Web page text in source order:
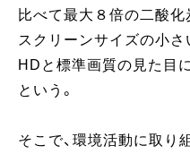
比べて最大８倍の二酸化
スクリーンサイズの小
HDと標準画質の見た目
という。
そこで、環境活動に取り